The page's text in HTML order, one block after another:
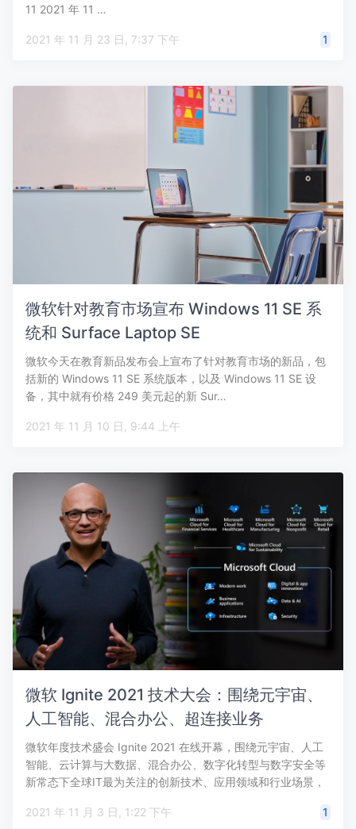
11 2021 年 11 …
2021 年 11 月 23 日, 7:37 下午 1
微软针对教育市场宣布 Windows 11 SE 系
统和 Surface Laptop SE
微软今天在教育新品发布会上宣布了针对教育市场的新品，包
括新的 Windows 11 SE 系统版本，以及 Windows 11 SE 设
备，其中就有价格 249 美元起的新 Sur…
2021 年 11 月 10 日, 9:44 上午
微软 Ignite 2021 技术大会：围绕元宇宙、
人工智能、混合办公、超连接业务
微软年度技术盛会 Ignite 2021 在线开幕，围绕元宇宙、人工
智能、云计算与大数据、混合办公、数字化转型与数字安全等
新常态下全球IT最为关注的创新技术、应用领域和行业场景，
2021 年 11 月 3 日, 1:22 下午
1